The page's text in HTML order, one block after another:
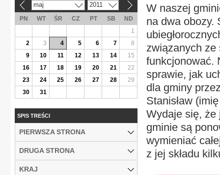
W naszej
na dwa obozy.
związanych ze
funkcjonować.
sprawie, jak
dla gminy
Stanisław
Wydaje się, że
gminie są
wymieniać
z jej składu
maj 2011
PN WT ŚR CZ PT SB
ND
1
2
3 4 5 6 7
8
9
10 11 12 13 14
15
16
17 18 19 20 21
22
23
24 25 26 27 28
29
30
31
SPIS TREŚCI
PIERWSZA STRONA
DRUGA STRONA
KRAJ